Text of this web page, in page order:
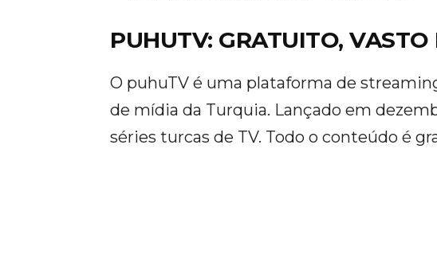
PUHUTV: GRATUITO,
O puhuTV é uma plataforma de
de mídia da Turquia. Lançado em
séries turcas de TV. Todo o conteúdo é